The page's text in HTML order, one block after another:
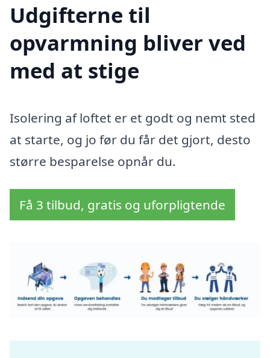
Udgifterne til
opvarmning bliver ved
med at stige
Isolering af loftet er et godt og nemt sted
at starte, og jo før du får det gjort, desto
større besparelse opnår du.
Få 3 tilbud, gratis og uforpligtende